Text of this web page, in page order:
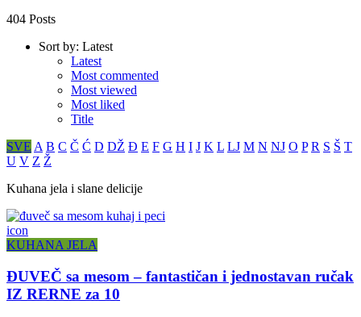
404 Posts
Sort by: Latest
Latest
Most commented
Most viewed
Most liked
Title
SVE A B C Č Ć D DŽ Đ E F G H I J K L LJ M N NJ O P R S Š T
U V Z Ž
Kuhana jela i slane delicije
icon
KUHANA JELA
ĐUVEČ sa mesom – fantastičan i jednostavan ručak
IZ RERNE za 10